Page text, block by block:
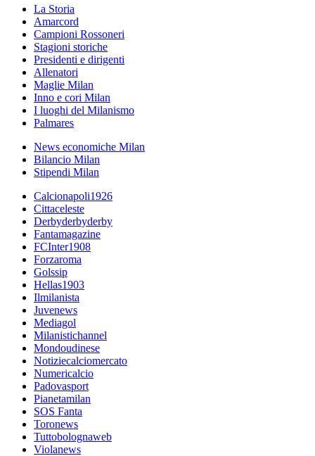
La Storia
Amarcord
Campioni Rossoneri
Stagioni storiche
Presidenti e dirigenti
Allenatori
Maglie Milan
Inno e cori Milan
I luoghi del Milanismo
Palmares
News economiche Milan
Bilancio Milan
Stipendi Milan
Calcionapoli1926
Cittaceleste
Derbyderbyderby
Fantamagazine
FCInter1908
Forzaroma
Golssip
Hellas1903
Ilmilanista
Juvenews
Mediagol
Milanistichannel
Mondoudinese
Notiziecalciomercato
Numericalcio
Padovasport
Pianetamilan
SOS Fanta
Toronews
Tuttobolognaweb
Violanews